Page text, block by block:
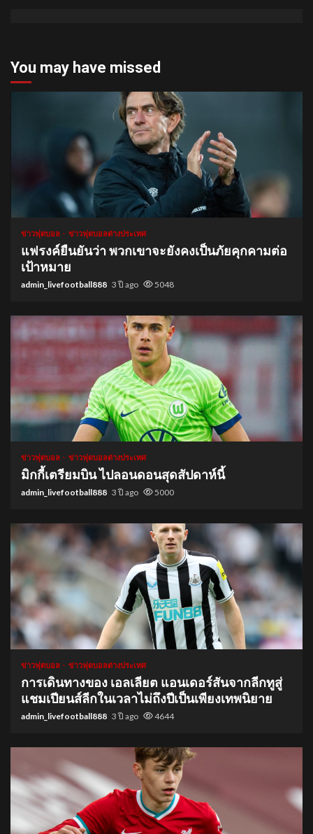
You may have missed
1 min read
ข่าวฟุตบอล ข่าวฟุตบอลต่างประเทศ
แฟรงค์ยืนยันว่า พวกเขาจะยังคงเป็นภัยคุกคามต่อ
เป้าหมาย
admin_livefootball888 3 ปี ago 5048
1 min read
ข่าวฟุตบอล ข่าวฟุตบอลต่างประเทศ
มิกกี้เตรียมบิน ไปลอนดอนสุดสัปดาห์นี้
admin_livefootball888 3 ปี ago 5000
1 min read
ข่าวฟุตบอล ข่าวฟุตบอลต่างประเทศ
การเดินทางของ เอลเลียต แอนเดอร์สันจากลีกทูสู่
แชมเปียนส์ลีกในเวลาไม่ถึงปีเป็นเพียงเทพนิยาย
admin_livefootball888 3 ปี ago 4644